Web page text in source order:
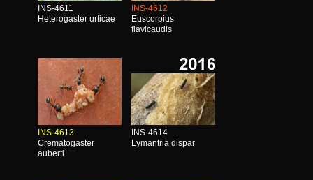
INS-4611
Heterogaster urticae
INS-4612
Euscorpius
flavicaudis
INS-4613
Crematogaster
auberti
INS-4614
Lymantria dispar